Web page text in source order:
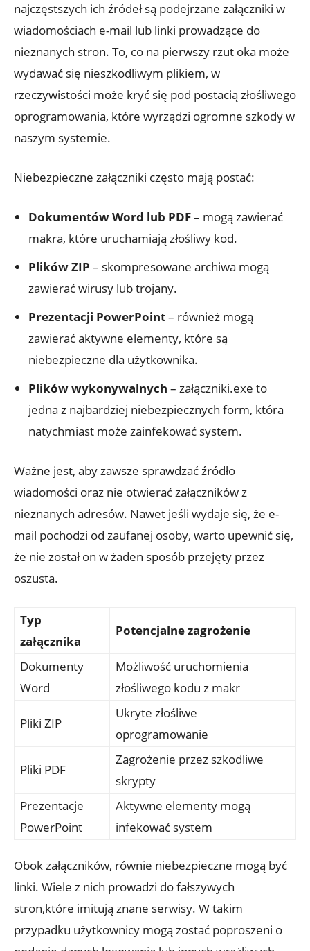
najczęstszych ich źródeł są podejrzane załączniki w
wiadomościach e-mail lub linki prowadzące do
nieznanych stron. To, co na pierwszy rzut oka może
wydawać się nieszkodliwym plikiem, w
rzeczywistości może kryć się pod postacią złośliwego
oprogramowania, które wyrządzi ogromne szkody w
naszym systemie.
Niebezpieczne załączniki często mają postać:
Dokumentów Word lub PDF– mogą zawierać
makra, które uruchamiają złośliwy kod.
Plików ZIP – skompresowane archiwa mogą
zawierać wirusy lub trojany.
Prezentacji PowerPoint– również mogą
zawierać aktywne elementy, które są
niebezpieczne dla użytkownika.
Plików wykonywalnych – załączniki.exe to
jedna z najbardziej niebezpiecznych form, która
natychmiast może zainfekować system.
Ważne jest, aby zawsze sprawdzać źródło
wiadomości oraz nie otwierać załączników z
nieznanych adresów. Nawet jeśli wydaje się, że e-
mail pochodzi od zaufanej osoby, warto upewnić się,
że nie został on w żaden sposób przejęty przez
oszusta.
Typ
załącznika
Potencjalne zagrożenie
Dokumenty
Word
Możliwość uruchomienia
złośliwego kodu z makr
Pliki ZIP
Ukryte złośliwe
oprogramowanie
Pliki PDF
Zagrożenie przez szkodliwe
skrypty
Prezentacje
PowerPoint
Aktywne elementy mogą
infekować system
Obok załączników, równie niebezpieczne mogą być
linki. Wiele z nich prowadzi do fałszywych
stron,które imitują znane serwisy. W takim
przypadku użytkownicy mogą zostać poproszeni o